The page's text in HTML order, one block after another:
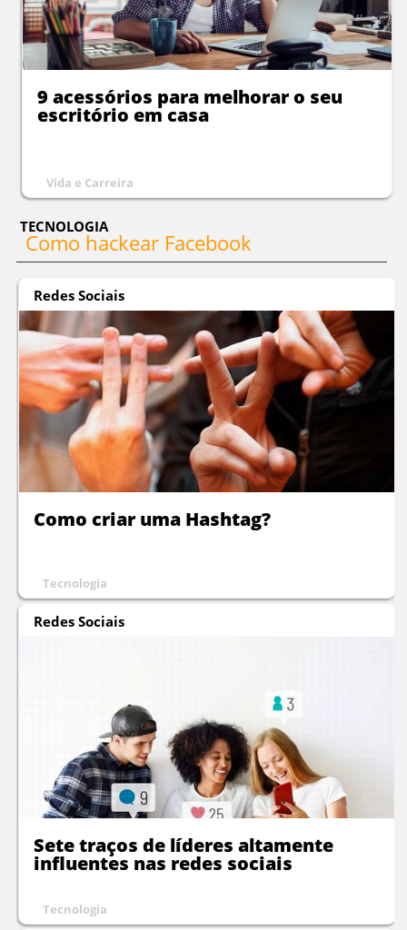
9 acessórios para melhorar o seu
escritório em casa
Vida e Carreira
TECNOLOGIA
Como hackear Facebook
Redes Sociais
Como criar uma Hashtag?
Tecnologia
Redes Sociais
Sete traços de líderes altamente
influentes nas redes sociais
Tecnologia